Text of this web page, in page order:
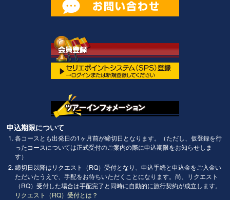
申込期限について
各コースとも出発日の1ヶ月前が締切日となります。（ただし、仮登録を行
ったコースについては正式受付のご案内の際に申込期限をお知らせしま
す）
締切日以降はリクエスト（RQ）受付となり、申込手続と申込金をご入金い
ただいたうえで、手配をお待ちいただくことになります。尚、リクエスト
（RQ）受付した場合は手配完了と同時に自動的に旅行契約が成立します。
リクエスト（RQ）受付とは？